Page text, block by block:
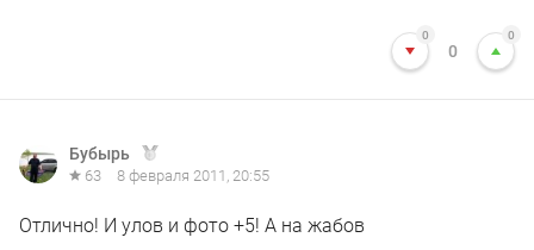
0
0
0
Бубырь
63 8 февраля 2011, 20:55
Отлично! И улов и фото +5! А на жабов